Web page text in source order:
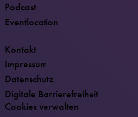
Podcast
Eventlocation
Kontakt
Impressum
Datenschutz
Digitale Barrierefreiheit
Cookies verwalten